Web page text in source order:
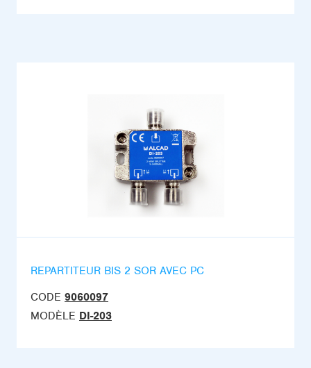
REPARTITEUR BIS 2 SOR AVEC PC
CODE 9060097
MODÈLE DI-203